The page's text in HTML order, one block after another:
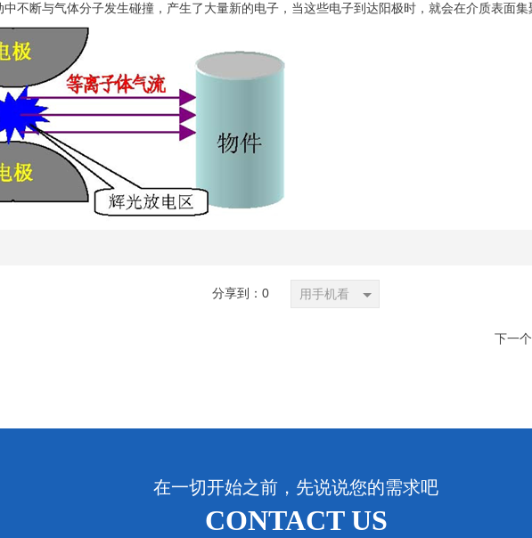
不断与气体分子发生碰撞，产生了大量新的电子，当这些电子到达阳极时，就会在介质表面集
分享到： 0 用手机看
下一个
在一切开始之前，先说说您的需求吧
CONTACT US